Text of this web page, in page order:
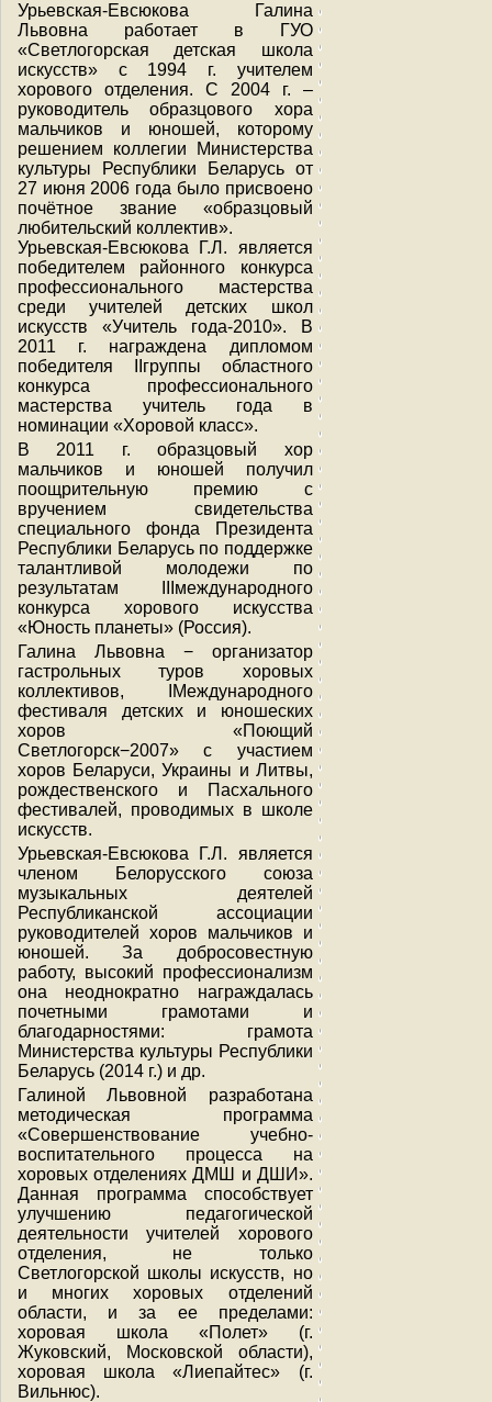
Урьевская-Евсюкова Галина
Львовна работает в ГУО
«Светлогорская детская школа
искусств» с 1994 г. учителем
хорового отделения. С 2004 г. –
руководитель образцового хора
мальчиков и юношей, которому
решением коллегии Министерства
культуры Республики Беларусь от
27 июня 2006 года было присвоено
почётное звание «образцовый
любительский коллектив».
Урьевская-Евсюкова Г.Л. является
победителем районного конкурса
профессионального мастерства
среди учителей детских школ
искусств «Учитель года-2010». В
2011 г. награждена дипломом
победителя IIгруппы областного
конкурса профессионального
мастерства учитель года в
номинации «Хоровой класс».
В 2011 г. образцовый хор
мальчиков и юношей получил
поощрительную премию с
вручением свидетельства
специального фонда Президента
Республики Беларусь по поддержке
талантливой молодежи по
результатам IIIмеждународного
конкурса хорового искусства
«Юность планеты» (Россия).
Галина Львовна − организатор
гастрольных туров хоровых
коллективов, IМеждународного
фестиваля детских и юношеских
хоров «Поющий
Светлогорск−2007» с участием
хоров Беларуси, Украины и Литвы,
рождественского и Пасхального
фестивалей, проводимых в школе
искусств.
Урьевская-Евсюкова Г.Л. является
членом Белорусского союза
музыкальных деятелей
Республиканской ассоциации
руководителей хоров мальчиков и
юношей. За добросовестную
работу, высокий профессионализм
она неоднократно награждалась
почетными грамотами и
благодарностями: грамота
Министерства культуры Республики
Беларусь (2014 г.) и др.
Галиной Львовной разработана
методическая программа
«Совершенствование учебно-
воспитательного процесса на
хоровых отделениях ДМШ и ДШИ».
Данная программа способствует
улучшению педагогической
деятельности учителей хорового
отделения, не только
Светлогорской школы искусств, но
и многих хоровых отделений
области, и за ее пределами:
хоровая школа «Полет» (г.
Жуковский, Московской области),
хоровая школа «Лиепайтес» (г.
Вильнюс).